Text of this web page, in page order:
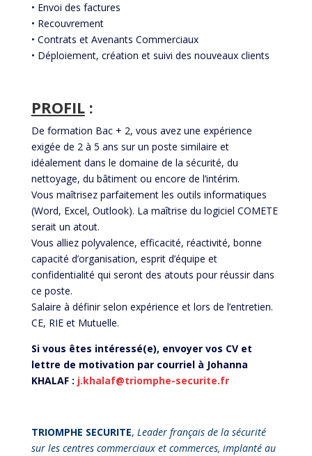
• Envoi des factures
• Recouvrement
• Contrats et Avenants Commerciaux
• Déploiement, création et suivi des nouveaux clients
PROFIL:
De formation Bac + 2, vous avez une expérience
exigée de 2 à 5 ans sur un poste similaire et
idéalement dans le domaine de la sécurité, du
nettoyage, du bâtiment ou encore de l’intérim.
Vous maîtrisez parfaitement les outils informatiques
(Word, Excel, Outlook). La maîtrise du logiciel COMETE
serait un atout.
Vous alliez polyvalence, efficacité, réactivité, bonne
capacité d’organisation, esprit d’équipe et
confidentialité qui seront des atouts pour réussir dans
ce poste. ​
Salaire à définir selon expérience et lors de l’entretien.
CE, RIE et Mutuelle.
Si vous êtes intéressé(e), envoyer vos CV et
lettre de motivation par courriel à Johanna
KHALAF : j.khalaf@triomphe-securite.fr
TRIOMPHE SECURITE, Leader français de la sécurité
sur les centres commerciaux et commerces, implanté au